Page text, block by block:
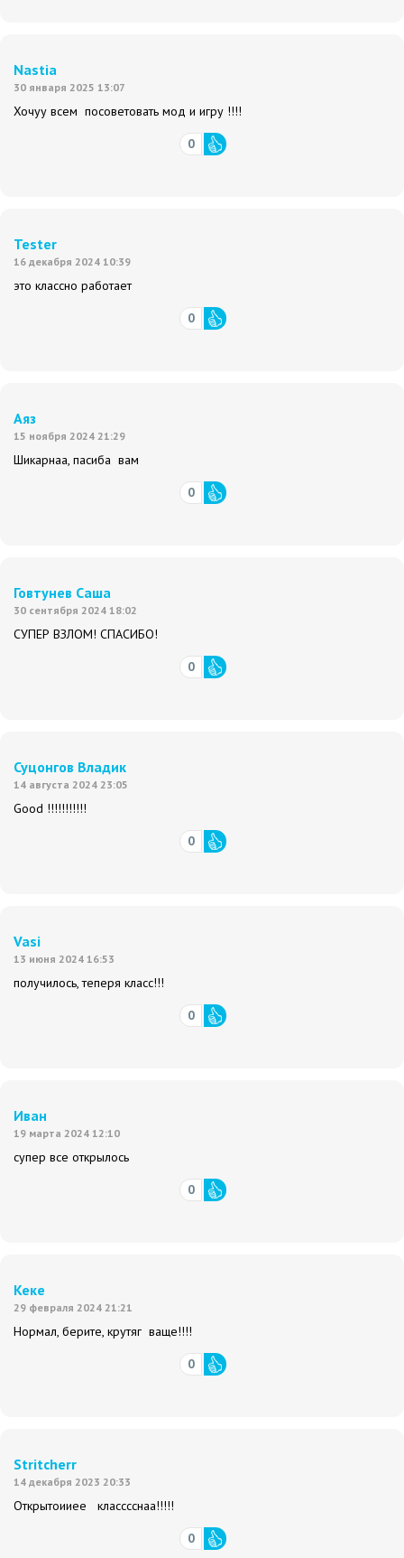
Nastia
30 января 2025 13:07
Хочуу всем посоветовать мод и игру !!!!
0
Tester
16 декабря 2024 10:39
это классно работает
0
Аяз
15 ноября 2024 21:29
Шикарнаа, пасиба вам
0
Говтунев Саша
30 сентября 2024 18:02
СУПЕР ВЗЛОМ! СПАСИБО!
0
Суцонгов Владик
14 августа 2024 23:05
Good !!!!!!!!!!!
0
Vasi
13 июня 2024 16:53
получилось, теперя класс!!!
0
Иван
19 марта 2024 12:10
супер все открылось
0
Кеке
29 февраля 2024 21:21
Нормал, берите, крутяг ваще!!!!
0
Stritcherr
14 декабря 2023 20:33
Открытоииее класссснаа!!!!!
0